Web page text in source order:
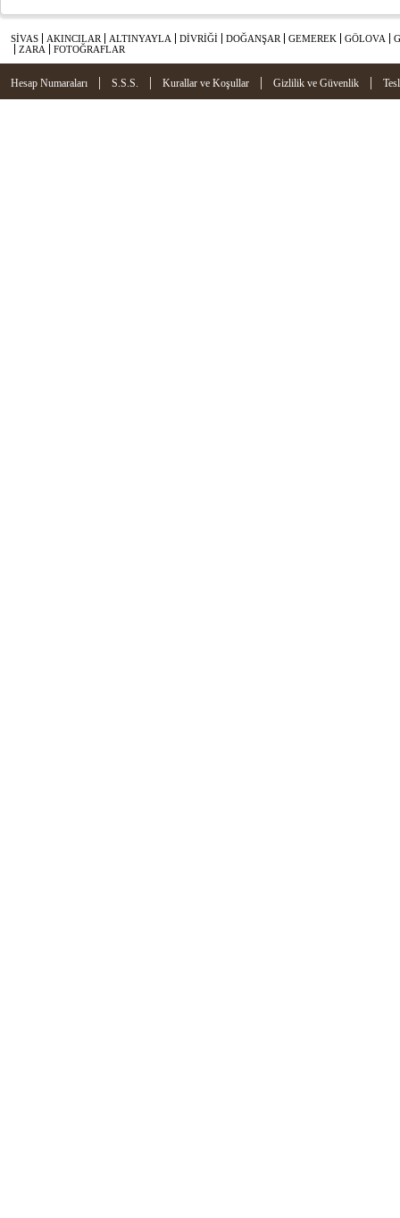
SİVAS AKINCILAR ALTINYAYLA DİVRİĞİ DOĞANŞAR GEMEREK GÖLOVA
ZARA
FOTOĞRAFLAR
Hesap Numaraları | S.S.S. | Kurallar ve Koşullar | Gizlilik ve Güvenlik |